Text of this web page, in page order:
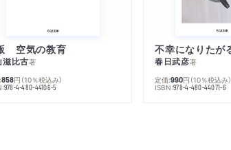
空気の教育
滋比古著
858円 （10％税込み）
978-4-480-44106-5
春日武彦著
定価:990円 （10％税込み）
ISBN:978-4-480-44071-6